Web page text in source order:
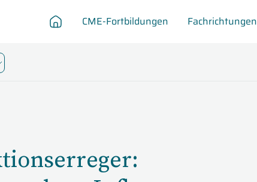
CME-Fortbildungen Fachrichtungen